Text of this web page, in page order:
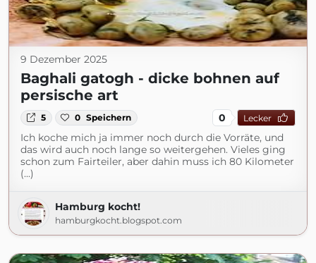
9 Dezember 2025
Baghali gatogh - dicke bohnen auf
persische art
5 0 Speichern 0 Lecker
Ich koche mich ja immer noch durch die Vorräte, und
das wird auch noch lange so weitergehen. Vieles ging
schon zum Fairteiler, aber dahin muss ich 80 Kilometer
(...)
Hamburg kocht!
hamburgkocht.blogspot.com